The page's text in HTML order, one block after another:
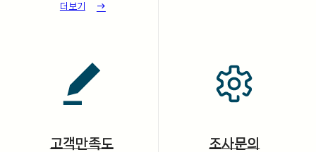
더보기
고객만족도 조사문의